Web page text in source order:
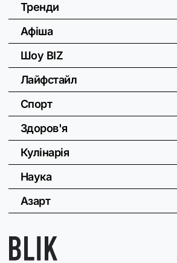
Тренди
Афіша
Шоу BIZ
Лайфстайл
Спорт
Здоров'я
Кулінарія
Наука
Азарт